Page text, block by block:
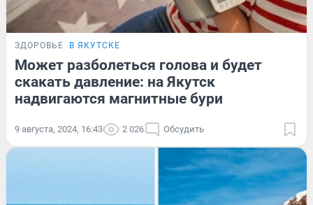
ЗДОРОВЬЕ В ЯКУТСКЕ
Может разболеться голова и будет
скакать давление: на Якутск
надвигаются магнитные бури
9 августа, 2024, 16:43 2 026 Обсудить